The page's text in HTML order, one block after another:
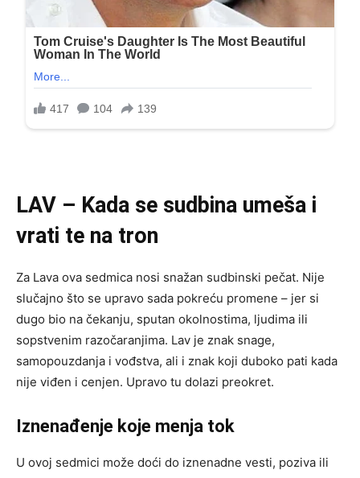
LAV – Kada se sudbina umeša i
vrati te na tron
Za Lava ova sedmica nosi snažan sudbinski pečat. Nije
slučajno što se upravo sada pokreću promene – jer si
dugo bio na čekanju, sputan okolnostima, ljudima ili
sopstvenim razočaranjima. Lav je znak snage,
samopouzdanja i vođstva, ali i znak koji duboko pati kada
nije viđen i cenjen. Upravo tu dolazi preokret.
Iznenađenje koje menja tok
U ovoj sedmici može doći do iznenadne vesti, poziva ili